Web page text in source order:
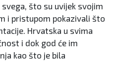
što su uvijek svojim
i pristupom pokazivali što
Hrvatska u svima
i dok god će im
kao što je bila